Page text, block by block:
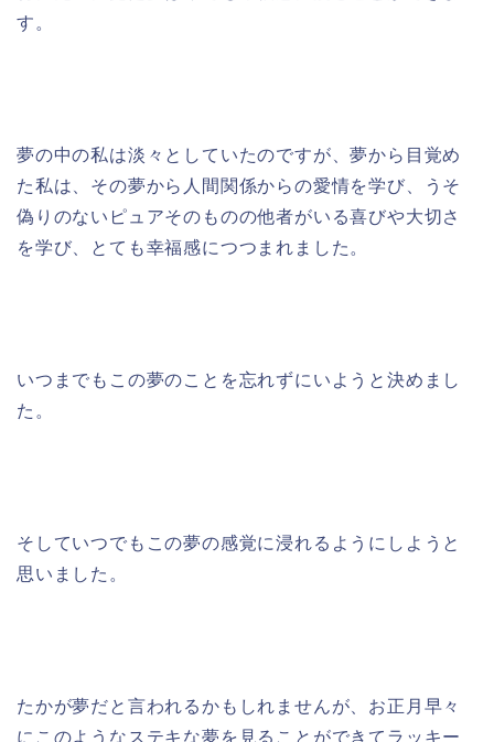
す。
夢の中の私は淡々としていたのですが、夢から目覚め
た私は、その夢から人間関係からの愛情を学び、うそ
偽りのないピュアそのものの他者がいる喜びや大切さ
を学び、とても幸福感につつまれました。
いつまでもこの夢のことを忘れずにいようと決めまし
た。
そしていつでもこの夢の感覚に浸れるようにしようと
思いました。
たかが夢だと言われるかもしれませんが、お正月早々
にこのようなステキな夢を見ることができてラッキー